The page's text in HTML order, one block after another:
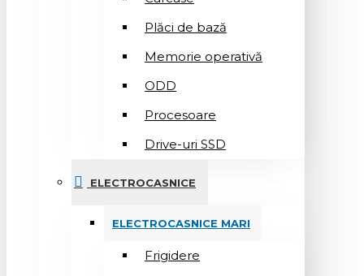
Plăci de bază
Memorie operativă
ODD
Procesoare
Drive-uri SSD
ELECTROCASNICE
ELECTROCASNICE MARI
Frigidere